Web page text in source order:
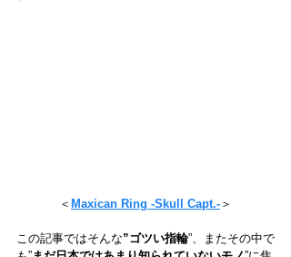
＜ Maxican Ring -Skull Capt.- ＞
この記事ではそんな”ゴツい指輪”、またその中で